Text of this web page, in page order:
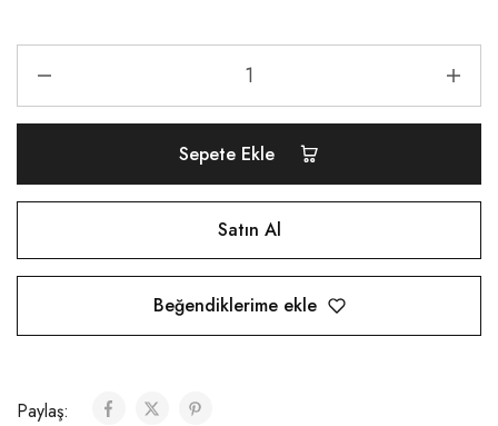
Sepete Ekle
Satın Al
Beğendiklerime ekle
Paylaş: